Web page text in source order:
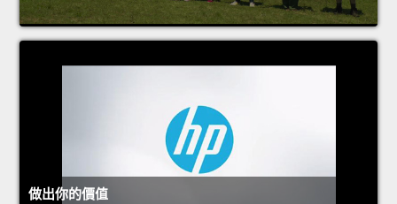
做出你的價值